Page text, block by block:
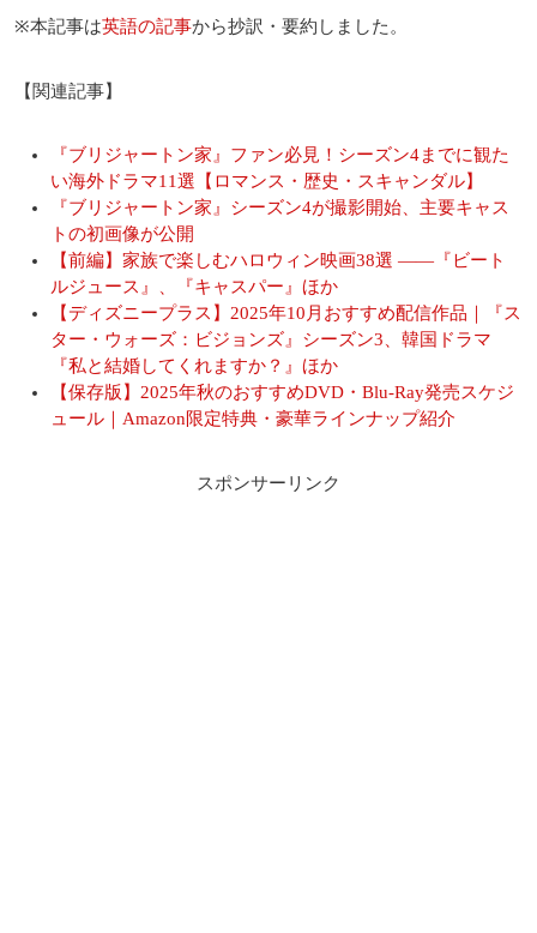
※本記事は英語の記事から抄訳・要約しました。
【関連記事】
『ブリジャートン家』ファン必見！シーズン4までに観た
い海外ドラマ11選【ロマンス・歴史・スキャンダル】
『ブリジャートン家』シーズン4が撮影開始、主要キャス
トの初画像が公開
【前編】家族で楽しむハロウィン映画38選 ――『ビート
ルジュース』、『キャスパー』ほか
【ディズニープラス】2025年10月おすすめ配信作品｜『ス
ター・ウォーズ：ビジョンズ』シーズン3、韓国ドラマ
『私と結婚してくれますか？』ほか
【保存版】2025年秋のおすすめDVD・Blu-Ray発売スケジ
ュール｜Amazon限定特典・豪華ラインナップ紹介
スポンサーリンク